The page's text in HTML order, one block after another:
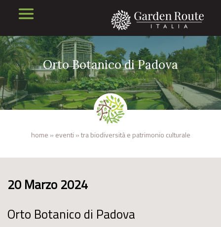
Orto Botanico di Padova
home » eventi »tra biodiversità e patrimonio culturale
20 Marzo 2024
Orto Botanico di Padova